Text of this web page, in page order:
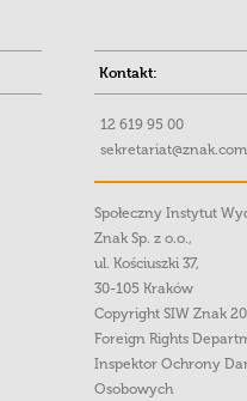
Kontakt:
12 619 95 00
Społeczny Instytut
Znak Sp. z o.o.,
ul. Kościuszki 37,
30-105 Kraków
Copyright SIW Znak
Foreign Rights
Inspektor Ochrony
Osobowych